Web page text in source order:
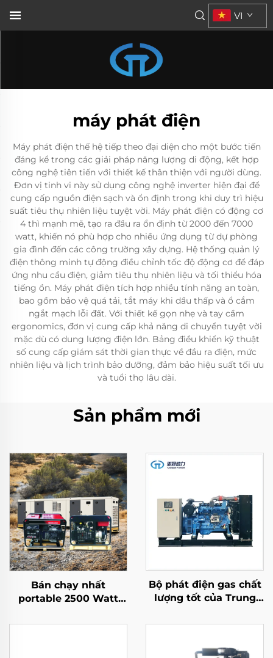
VI
máy phát điện
Máy phát điện thế hệ tiếp theo đại diện cho một bước tiến
đáng kể trong các giải pháp năng lượng di động, kết hợp
công nghệ tiên tiến với thiết kế thân thiện với người dùng.
Đơn vị tinh vi này sử dụng công nghệ inverter hiện đại để
cung cấp nguồn điện sạch và ổn định trong khi duy trì hiệu
suất tiêu thụ nhiên liệu tuyệt vời. Máy phát điện có động cơ
4 thì mạnh mẽ, tạo ra đầu ra ổn định từ 2000 đến 7000
watt, khiến nó phù hợp cho nhiều ứng dụng từ dự phòng
gia đình đến các công trường xây dựng. Hệ thống quản lý
điện thông minh tự động điều chỉnh tốc độ động cơ để đáp
ứng nhu cầu điện, giảm tiêu thụ nhiên liệu và tối thiểu hóa
tiếng ồn. Máy phát điện tích hợp nhiều tính năng an toàn,
bao gồm bảo vệ quá tải, tắt máy khi dầu thấp và ổ cắm
ngắt mạch lỗi đất. Với thiết kế gọn nhẹ và tay cầm
ergonomics, đơn vị cung cấp khả năng di chuyển tuyệt vời
mặc dù có dung lượng điện lớn. Bảng điều khiển kỹ thuật
số cung cấp giám sát thời gian thực về đầu ra điện, mức
nhiên liệu và lịch trình bảo dưỡng, đảm bảo hiệu suất tối ưu
và tuổi thọ lâu dài.
Sản phẩm mới
Bán chạy nhất
portable 2500 Watt
Electric Mini Gasoline
Bộ phát điện gas chất
lượng tốt của Trung
nhiên, biogas, gas hóa
nguồn dự phòng